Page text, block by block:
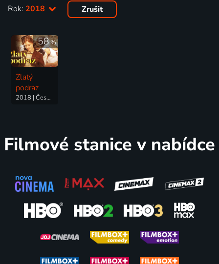
Rok: 2018 Zrušit
58%
Zlatý
podraz
2018 | Česká republika, Slovensko | Drama, Romantický, Sport
Filmové stanice v nabídce